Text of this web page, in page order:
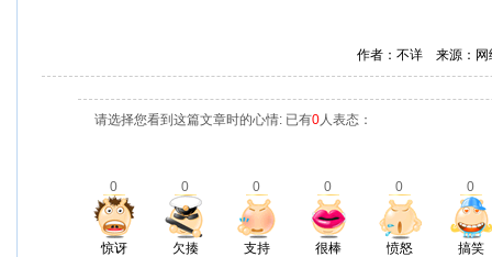
作者：不详 来源：
请选择您看到这篇文章时的心情: 已有0人表态：
0 0 0 0 0 0
惊讶 欠揍 支持 很棒 愤怒 搞笑